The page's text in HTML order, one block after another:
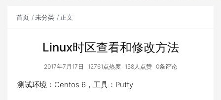
首页 未分类 正文
Linux时区查看和修改方法
2017年7月17日 12761点热度 158人点赞 0条评论
测试环境：Centos 6，工具：Putty